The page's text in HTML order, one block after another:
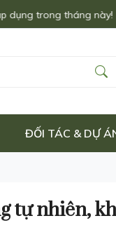
tháng này!
ĐỐI TÁC & DỰ
tự nhiên,